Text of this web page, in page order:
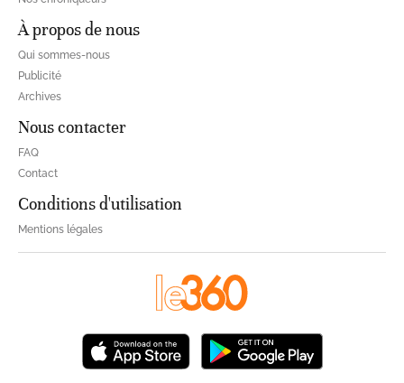
À propos de nous
Qui sommes-nous
Publicité
Archives
Nous contacter
FAQ
Contact
Conditions d'utilisation
Mentions légales